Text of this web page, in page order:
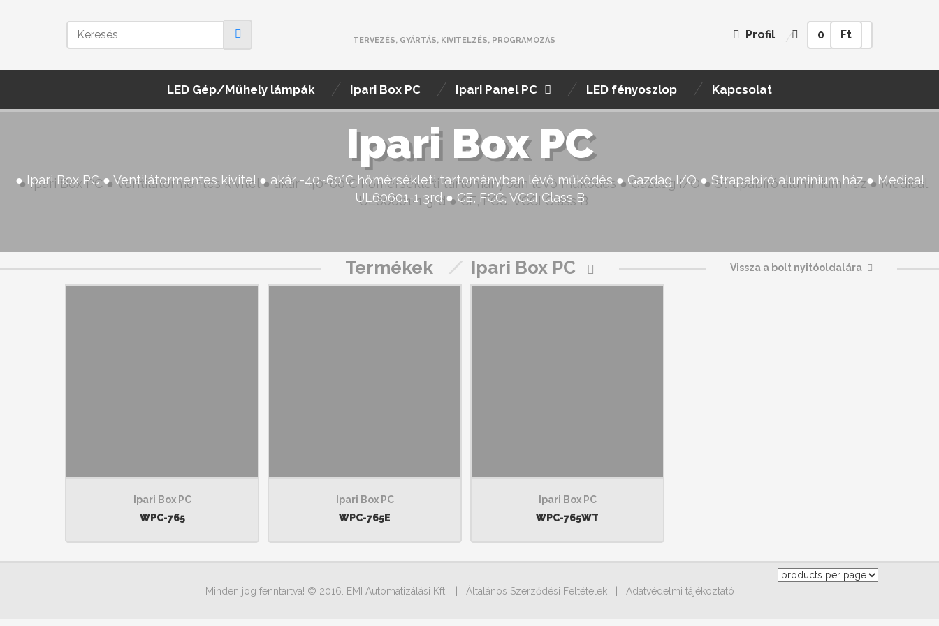
TERVEZÉS, GYÁRTÁS, KIVITELZÉS, PROGRAMOZÁS Profil 0 Ft
LED Gép/Műhely lámpák Ipari Box PC Ipari Panel PC LED fényoszlop Kapcsolat
Ipari Box PC
● Ipari Box PC ● Ventilátormentes kivitel ● akár -40~60°C hőmérsékleti tartományban lévő működés ● Gazdag I/O ● Strapabíró alumínium ház ● Medical
UL60601-1 3rd ● CE, FCC, VCCI Class B
Termékek / Ipari Box PC Vissza a bolt nyitóoldalára
Ipari Box PC
WPC-765
Ipari Box PC
WPC-765E
Ipari Box PC
WPC-765WT
Minden jog fenntartva! © 2016. EMI Automatizálási Kft. | Általános Szerződési Feltételek| Adatvédelmi tájékoztató